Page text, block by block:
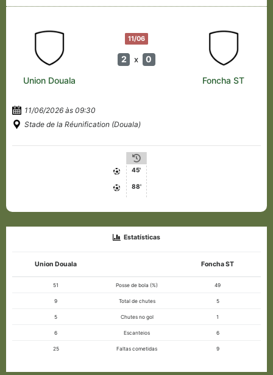
11/06
2 x 0
Union Douala Foncha ST
11/06/2026 às 09:30
Stade de la Réunification (Douala)
45'
88'
Estatísticas
Union Douala Foncha ST
51 Posse de bola (%) 49
9 Total de chutes 5
5 Chutes no gol 1
6 Escanteios 6
25 Faltas cometidas 9